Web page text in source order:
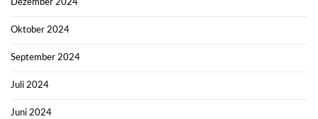
Dezember 2024
Oktober 2024
September 2024
Juli 2024
Juni 2024